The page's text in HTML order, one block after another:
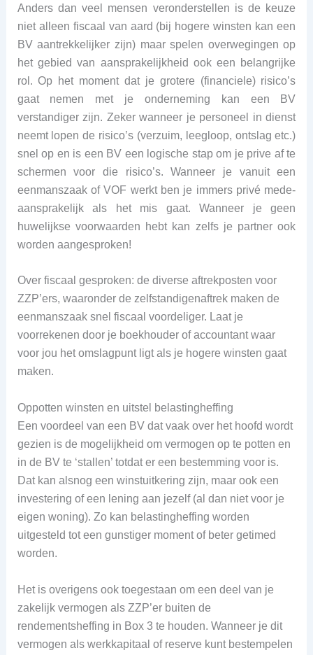
Anders dan veel mensen veronderstellen is de keuze
niet alleen fiscaal van aard (bij hogere winsten kan een
BV aantrekkelijker zijn) maar spelen overwegingen op
het gebied van aansprakelijkheid ook een belangrijke
rol. Op het moment dat je grotere (financiele) risico’s
gaat nemen met je onderneming kan een BV
verstandiger zijn. Zeker wanneer je personeel in dienst
neemt lopen de risico’s (verzuim, leegloop, ontslag etc.)
snel op en is een BV een logische stap om je prive af te
schermen voor die risico’s. Wanneer je vanuit een
eenmanszaak of VOF werkt ben je immers privé mede-
aansprakelijk als het mis gaat. Wanneer je geen
huwelijkse voorwaarden hebt kan zelfs je partner ook
worden aangesproken!
Over fiscaal gesproken: de diverse aftrekposten voor
ZZP’ers, waaronder de zelfstandigenaftrek maken de
eenmanszaak snel fiscaal voordeliger. Laat je
voorrekenen door je boekhouder of accountant waar
voor jou het omslagpunt ligt als je hogere winsten gaat
maken.
Oppotten winsten en uitstel belastingheffing
Een voordeel van een BV dat vaak over het hoofd wordt
gezien is de mogelijkheid om vermogen op te potten en
in de BV te ‘stallen’ totdat er een bestemming voor is.
Dat kan alsnog een winstuitkering zijn, maar ook een
investering of een lening aan jezelf (al dan niet voor je
eigen woning). Zo kan belastingheffing worden
uitgesteld tot een gunstiger moment of beter getimed
worden.
Het is overigens ook toegestaan om een deel van je
zakelijk vermogen als ZZP’er buiten de
rendementsheffing in Box 3 te houden. Wanneer je dit
vermogen als werkkapitaal of reserve kunt bestempelen